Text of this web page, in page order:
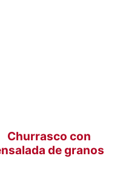
Churrasco con
de granos